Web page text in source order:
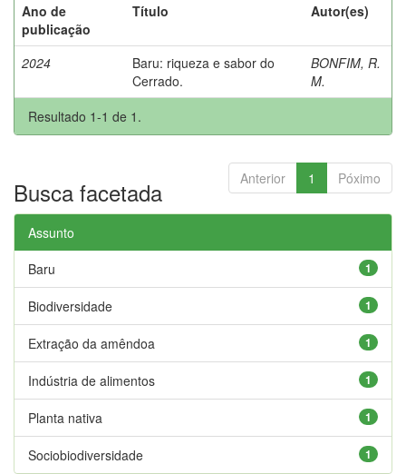
Ano de
publicação
Título Autor(es)
2024
Baru: riqueza e sabor do
Cerrado.
BONFIM, R.
M.
Resultado 1-1 de 1.
Anterior 1 Póximo
Busca facetada
Assunto
1
Baru
1
Biodiversidade
1
Extração da amêndoa
1
Indústria de alimentos
1
Planta nativa
1
Sociobiodiversidade